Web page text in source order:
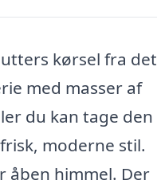
kørsel fra det
med masser af
du kan tage den
moderne stil.
åben himmel. Der